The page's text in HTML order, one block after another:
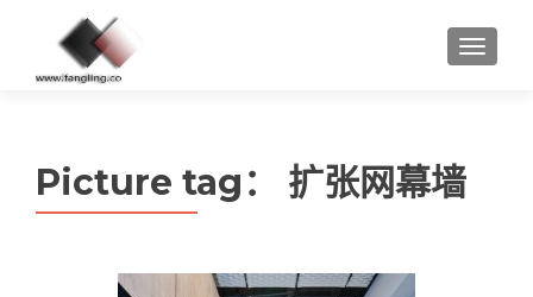
MENU
Picture tag： 扩张网幕墙